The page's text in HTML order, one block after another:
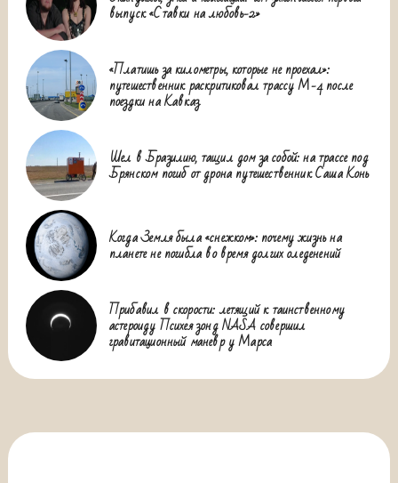
выпуск «Ставки на любовь-2»
«Платишь за километры, которые не проехал»:
путешественник раскритиковал трассу М-4 после
поездки на Кавказ
Шел в Бразилию, тащил дом за собой: на трассе под
Брянском погиб от дрона путешественник Саша Конь
Когда Земля была «снежком»: почему жизнь на
планете не погибла во время долгих оледенений
Прибавил в скорости: летящий к таинственному
астероиду Психея зонд NASA совершил
гравитационный маневр у Марса